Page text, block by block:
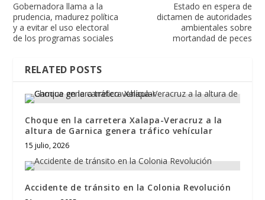
Gobernadora llama a la
prudencia, madurez política
y a evitar el uso electoral
de los programas sociales
Estado en espera de
dictamen de autoridades
ambientales sobre
mortandad de peces
RELATED POSTS
Choque en la carretera Xalapa-Veracruz a la
altura de Garnica genera tráfico vehícular
15 julio, 2026
Accidente de tránsito en la Colonia Revolución